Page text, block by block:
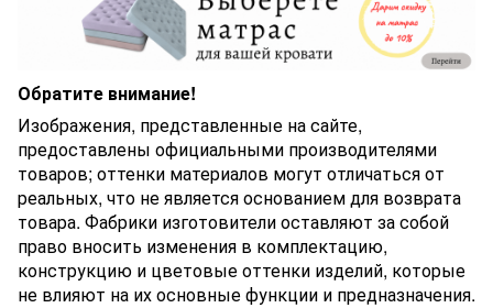
Обратите внимание!
Изображения, представленные на сайте,
предоставлены официальными производителями
товаров; оттенки материалов могут отличаться от
реальных, что не является основанием для возврата
товара. Фабрики изготовители оставляют за собой
право вносить изменения в комплектацию,
конструкцию и цветовые оттенки изделий, которые
не влияют на их основные функции и предназначения.